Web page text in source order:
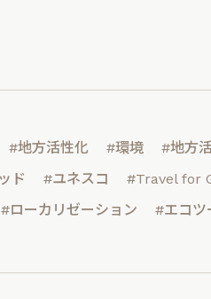
#地方活性化 #環境 #地方
ド
#ユネスコ #Travel for
#ローカリゼーション #エコツ